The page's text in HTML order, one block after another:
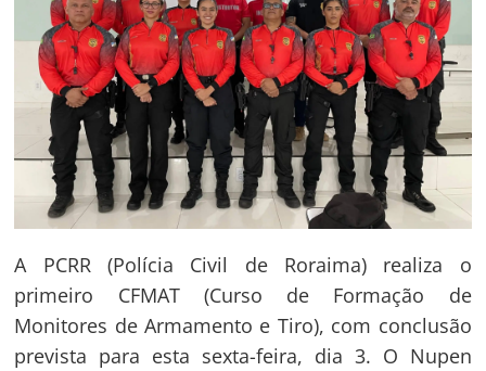
A PCRR (Polícia Civil de Roraima) realiza o
primeiro CFMAT (Curso de Formação de
Monitores de Armamento e Tiro), com conclusão
prevista para esta sexta-feira, dia 3. O Nupen